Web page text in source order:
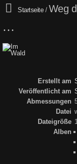
Startseite/ Weg
Erstellt am
Veröffentlicht am
Abmessungen
Datei
Dateigröße
Alben